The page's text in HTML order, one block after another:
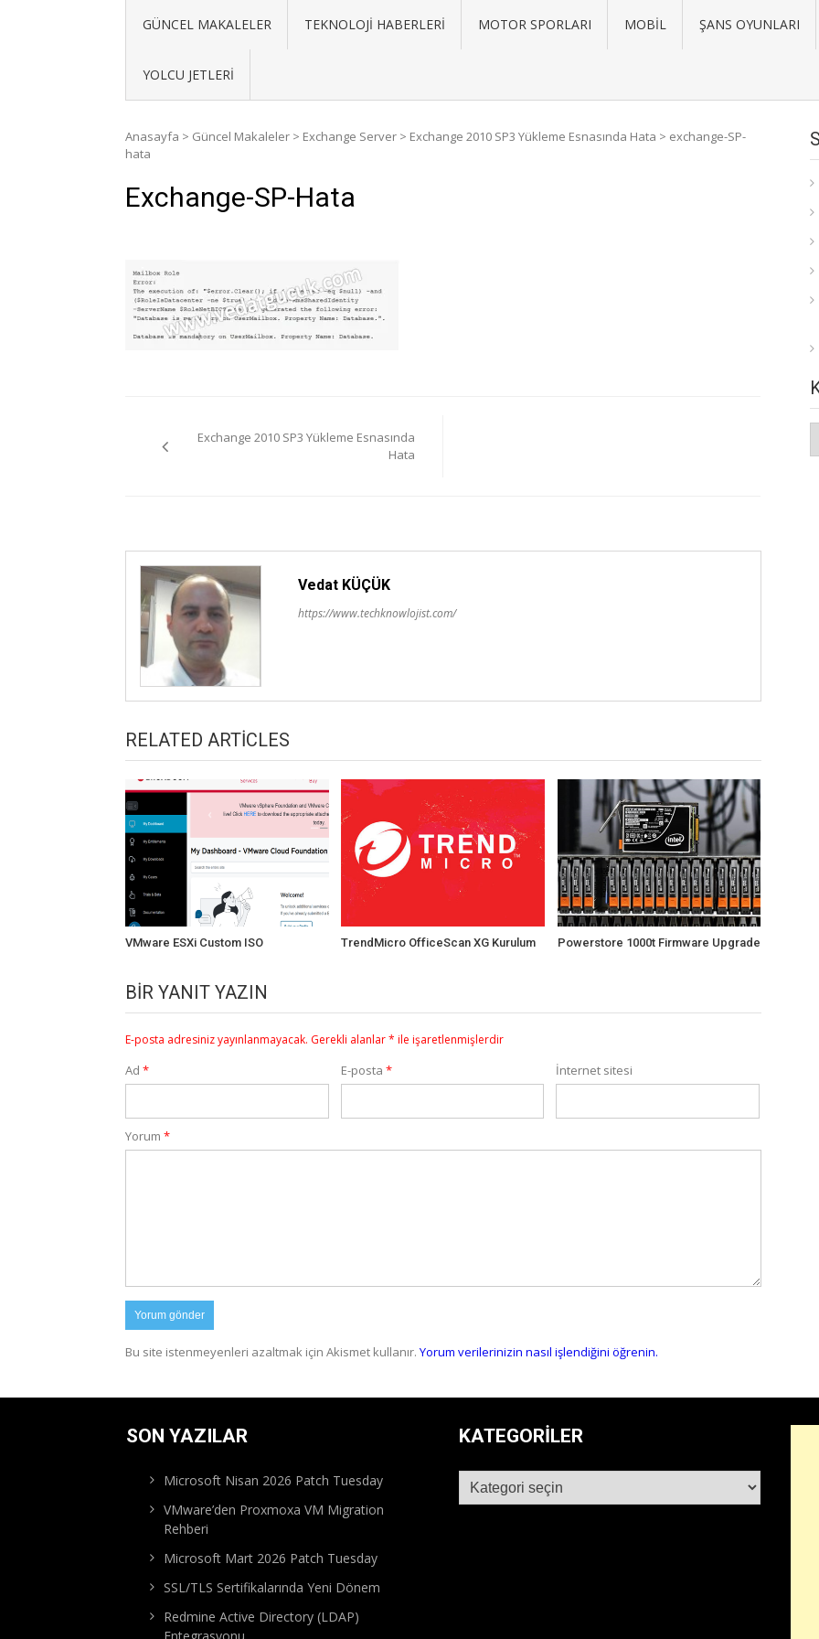
GÜNCEL MAKALELER TEKNOLOJI HABERLERI MOTOR SPORLARI MOBIL ŞANS OYUNLARI
YOLCU JETLERI
Anasayfa > Güncel Makaleler > Exchange Server > Exchange 2010 SP3 Yükleme Esnasında Hata > exchange-SP-
hata
Exchange-SP-Hata
gezinmesi
Exchange 2010 SP3 Yükleme Esnasında
Hata
Vedat KÜÇÜK
https://www.techknowlojist.com/
RELATED ARTICLES
VMware ESXi Custom ISO TrendMicro OfficeScan XG Kurulum Powerstore 1000t Firmware Upgrade
BIR YANIT YAZIN
E-posta adresiniz yayınlanmayacak. Gerekli alanlar* ile işaretlenmişlerdir
Ad * E-posta * İnternet sitesi
Yorum *
Bu site istenmeyenleri azaltmak için Akismet kullanır. Yorum verilerinizin nasıl işlendiğini öğrenin.
SON YAZILAR
Microsoft Nisan 2026 Patch Tuesday
VMware’den Proxmoxa VM Migration
Rehberi
Microsoft Mart 2026 Patch Tuesday
SSL/TLS Sertifikalarında Yeni Dönem
Redmine Active Directory (LDAP)
KATEGORILER